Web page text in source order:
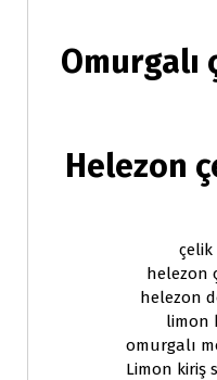
Omurgalı
Helezon
çelik
helezon
helezon
limon
omurgalı
Limon kiriş